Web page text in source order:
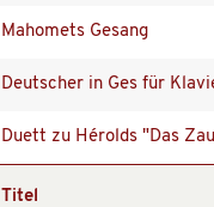
Mahomets Gesang
Deutscher in Ges für
Duett zu Hérolds "Das
Titel